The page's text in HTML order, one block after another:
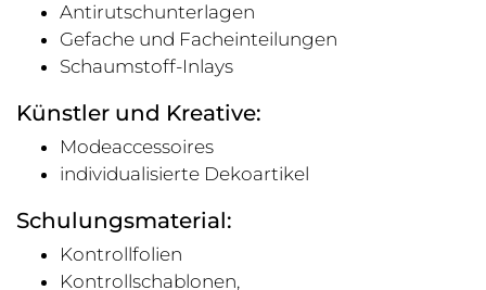
Antirutschunterlagen
Gefache und Facheinteilungen
Schaumstoff-Inlays
Künstler und Kreative:
Modeaccessoires
individualisierte Dekoartikel
Schulungsmaterial:
Kontrollfolien
Kontrollschablonen,